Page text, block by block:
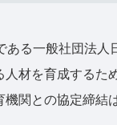
る一般社団法人
材を育成するた
関との協定締結